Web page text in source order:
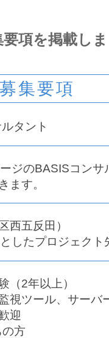
項を掲載し
募集要項
タント
ジのBASISコン
ます。
西五反田）
したプロジェクト
（2年以上）
視ツール、サー
迎
方